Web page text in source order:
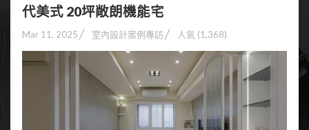
代美式 20坪敞朗機能宅
Mar 11, 2025 室內設計案例專訪 人氣 (1,368)